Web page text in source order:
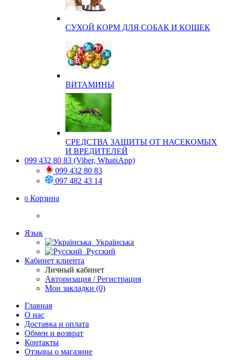
СУХОЙ КОРМ ДЛЯ СОБАК И КОШЕК
ВИТАМИНЫ
СРЕДСТВА ЗАЩИТЫ ОТ НАСЕКОМЫХ
И ВРЕДИТЕЛЕЙ
099 432 80 83 (Viber, WhatsApp)
099 432 80 83
097 482 43 14
0 Корзина
Язык
Українська
Русский
Кабинет клиента
Личный кабинет
Авторизация / Регистрация
Мои закладки (0)
Главная
О нас
Доставка и оплата
Обмен и возврат
Контакты
Отзывы о магазине